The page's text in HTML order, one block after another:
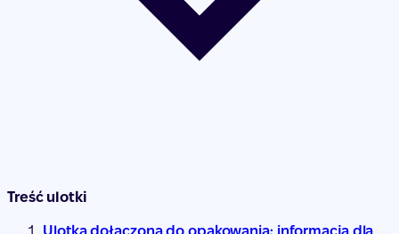
Treść ulotki
Ulotka dołączona do opakowania: informacja dla